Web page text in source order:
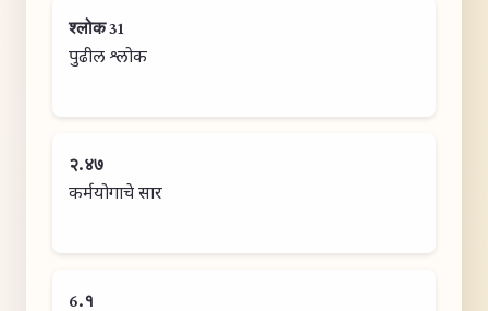
श्लोक 31
पुढील श्लोक
२.४७
कर्मयोगाचे सार
6.१